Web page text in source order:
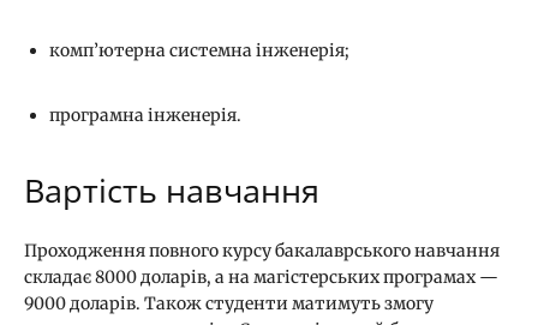
комп’ютерна системна інженерія;
програмна інженерія.
Вартість навчання
Проходження повного курсу бакалаврського навчання
складає 8000 доларів, а на магістерських програмах —
9000 доларів. Також студенти матимуть змогу